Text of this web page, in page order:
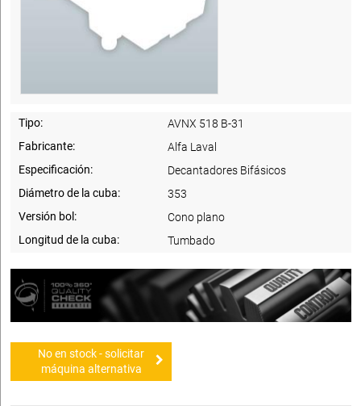
Tipo:
AVNX 518 B-31
Fabricante:
Alfa Laval
Especificación:
Decantadores Bifásicos
Diámetro de la cuba:
353
Versión bol:
Cono plano
Longitud de la cuba:
Tumbado
No en stock - solicitar
máquina alternativa